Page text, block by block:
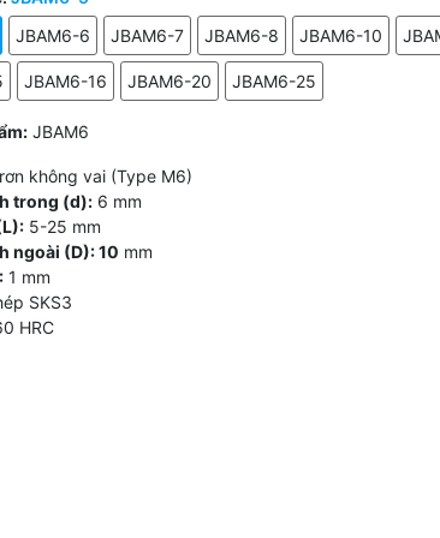
JBAM6-6 JBAM6-7 JBAM6-8 JBAM6-10
JBAM6-16 JBAM6-20 JBAM6-25
JBAM6
không vai (Type M6)
trong (d): 6 mm
5-25 mm
ngoài (D): 10 mm
1 mm
SKS3
HRC